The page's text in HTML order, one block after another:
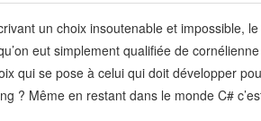
un choix insoutenable et impossible,
eut simplement qualifiée de
qui se pose à celui qui doit développer
? Même en restant dans le monde C#